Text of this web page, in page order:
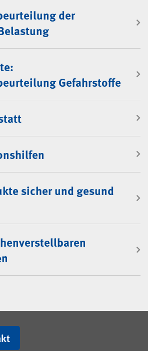
der
Gefahrstoffe
sicher und gesund